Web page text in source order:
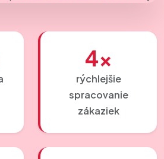
4×
rýchlejšie
spracovanie
zákaziek